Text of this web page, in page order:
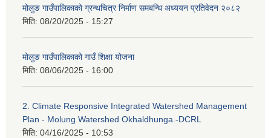
मोलुङ गाउँपालिकाको ग्रन्थचित्र निर्माण समबन्धि अध्ययन प्रतिवेदन २०८२
मिति: 08/20/2025 - 15:27
मोलुङ गाउँपालिकाको गाउँ शिक्षा योजना
मिति: 08/06/2025 - 16:00
2. Climate Responsive Integrated Watershed Management
Plan - Molung Watershed Okhaldhunga.-DCRL
मिति: 04/16/2025 - 10:53